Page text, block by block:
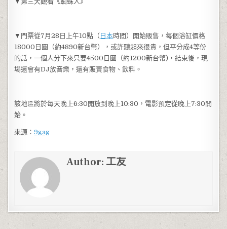
▼門票從7月28日上午10點（ 日本時間）開始販售，每個浴缸價格
18000日圓（約4890新台幣），或許聽起來很貴，但平分成4等份
的話，一個人分下來只要4500日圓（約1200新台幣)，結束後，現
場還會有DJ放音樂，還有販賣食物、飲料。
該地區將於每天晚上6:30開放到晚上10:30，電影預定從晚上7:30開
始。
來源：9gag
Author: 工友